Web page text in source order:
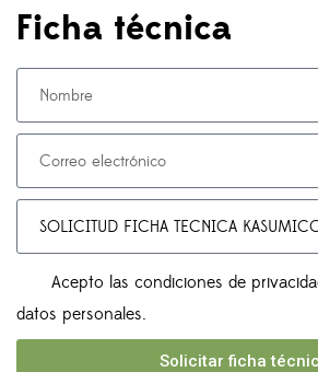
Ficha técnica
Acepto las condiciones de
datos personales.
Solicitar ficha